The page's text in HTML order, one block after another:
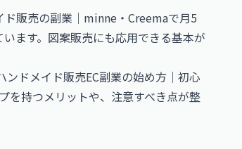
ド販売の副業｜minne・Creemaで月5
ます。図案販売にも応用できる基本が
ンドメイド販売EC副業の始め方｜初心
を持つメリットや、注意すべき点が整